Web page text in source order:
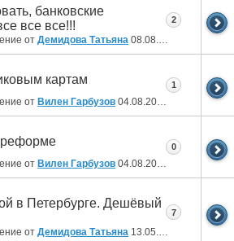
банковские
все все!!!
от Демидова Татьяна 08.08.2002
2
картам
от Вилен Гарбузов 04.08.2002
1
реформе
от Вилен Гарбузов 04.08.2002
0
в Петербурге. Дешёвый
от Демидова Татьяна 13.05.2002
7